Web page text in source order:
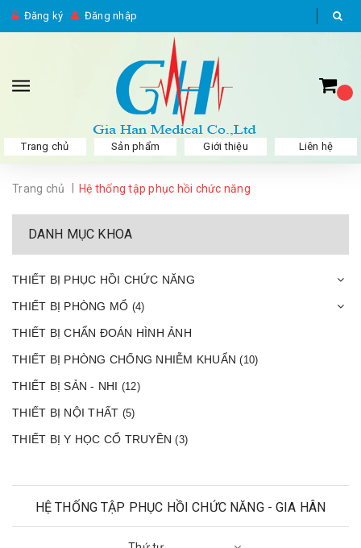
Đăng ký Đăng nhập
Trang chủ Sản phẩm Giới thiệu Liên hệ
Trang chủ Hệ thống tập phục hồi chức năng
DANH MỤC KHOA
THIẾT BỊ PHỤC HỒI CHỨC NĂNG
THIẾT BỊ PHÒNG MỔ (4)
THIẾT BỊ CHẨN ĐOÁN HÌNH ẢNH
THIẾT BỊ PHÒNG CHỐNG NHIỄM KHUẨN(10)
THIẾT BỊ SẢN - NHI (12)
THIẾT BỊ NỘI THẤT (5)
THIẾT BỊ Y HỌC CỔ TRUYỀN(3)
HỆ THỐNG TẬP PHỤC HỒI CHỨC NĂNG - GIA HÂN